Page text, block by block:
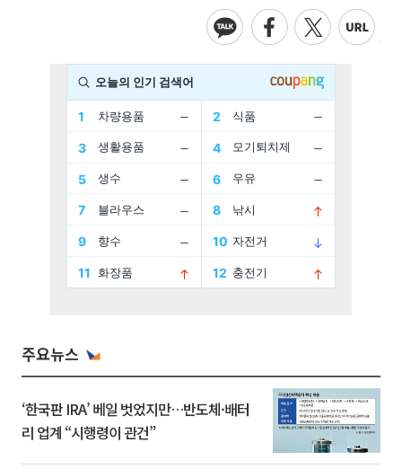
주요뉴스
‘한국판 IRA’ 베일 벗었지만…반도체·배터
리 업계 “시행령이 관건”